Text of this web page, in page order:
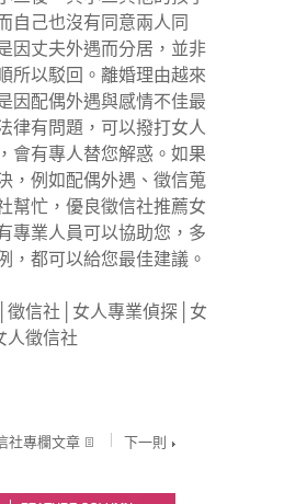
自己也沒有同意兩人同
因丈夫外遇而分居，並非
所以駁回。離婚理由越來
因配偶外遇與感情不佳最
律有問題，可以撥打女人
會有專人替您解惑。如果
，例如配偶外遇、徵信蒐
幫忙，優良徵信社推薦女
專業人員可以協助您，多
，都可以給您最佳建議。
│徵信社 女人專業偵探
女
人徵信社
社專欄文章 下一則